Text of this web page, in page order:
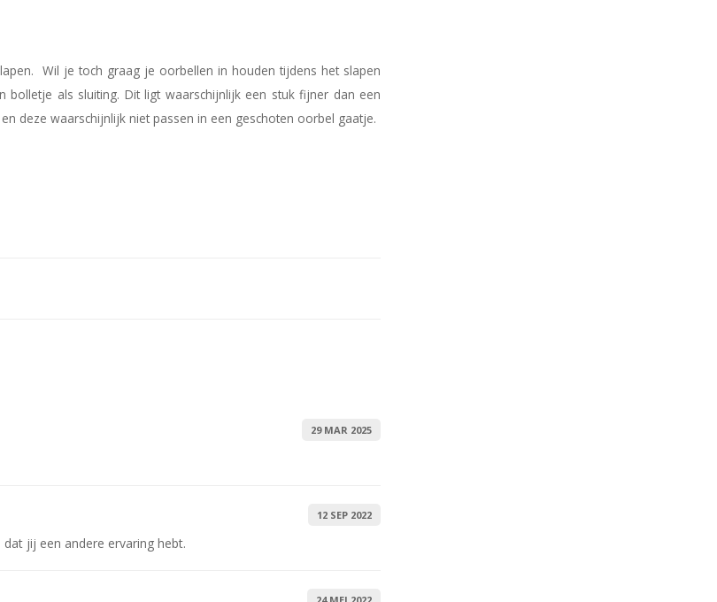
Wil je toch graag je oorbellen in houden tijdens het slapen
als sluiting. Dit ligt waarschijnlijk een stuk fijner dan een
deze waarschijnlijk niet passen in een geschoten oorbel gaatje.
29 MAR 2025
12 SEP 2022
jij een andere ervaring hebt.